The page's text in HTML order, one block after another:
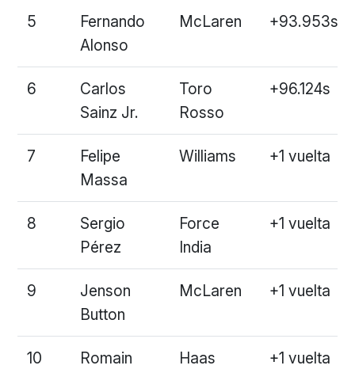
5
Fernando
Alonso
McLaren +93.953s
6
Carlos
Sainz Jr.
Toro
Rosso
+96.124s
7
Felipe
Massa
Williams +1 vuelta
8
Sergio
Pérez
Force
India
+1 vuelta
9
Jenson
Button
McLaren +1 vuelta
10
Romain
Haas +1 vuelta